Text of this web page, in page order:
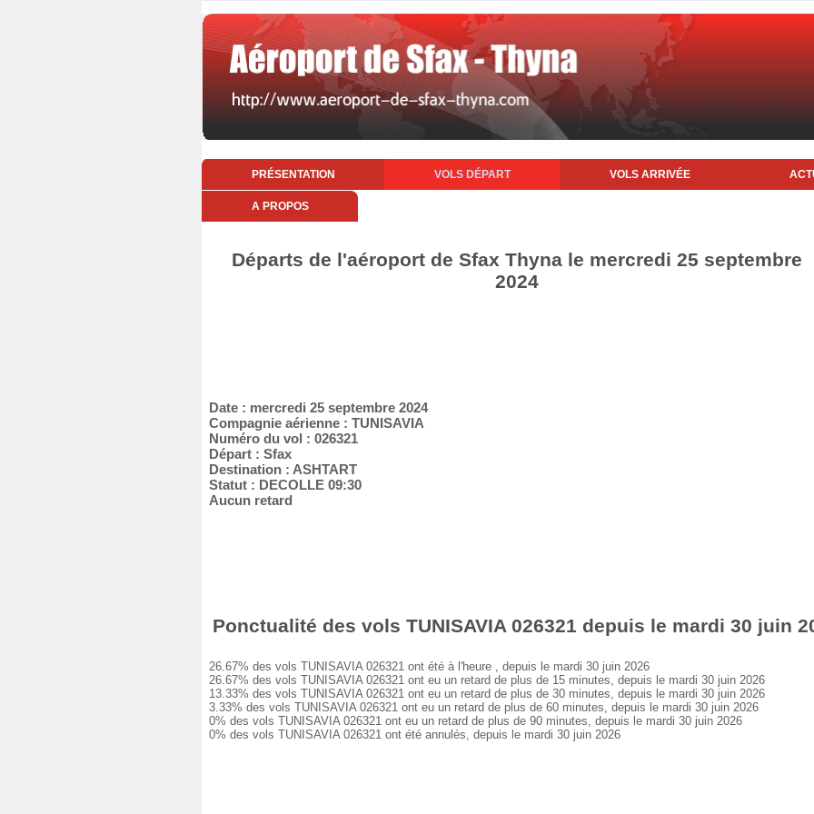
PRÉSENTATION VOLS DÉPART VOLS ARRIVÉE
A PROPOS
Départs de l'aéroport de Sfax Thyna le mercredi 25 septembre
2024
Date : mercredi 25 septembre 2024
Compagnie aérienne : TUNISAVIA
Numéro du vol : 026321
Départ : Sfax
Destination : ASHTART
Statut : DECOLLE 09:30
Aucun retard
Ponctualité des vols TUNISAVIA 026321 depuis le mardi 30 juin
26.67% des vols TUNISAVIA 026321 ont été à l'heure , depuis le mardi 30 juin 2026
26.67% des vols TUNISAVIA 026321 ont eu un retard de plus de 15 minutes, depuis le mardi 30 juin 2026
13.33% des vols TUNISAVIA 026321 ont eu un retard de plus de 30 minutes, depuis le mardi 30 juin 2026
3.33% des vols TUNISAVIA 026321 ont eu un retard de plus de 60 minutes, depuis le mardi 30 juin 2026
0% des vols TUNISAVIA 026321 ont eu un retard de plus de 90 minutes, depuis le mardi 30 juin 2026
0% des vols TUNISAVIA 026321 ont été annulés, depuis le mardi 30 juin 2026